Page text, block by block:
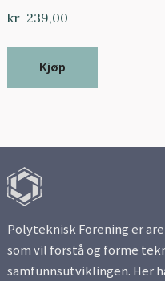
kr 239,00
Kjøp
Polyteknisk Forening er
som vil forstå og forme
samfunnsutviklingen. Her